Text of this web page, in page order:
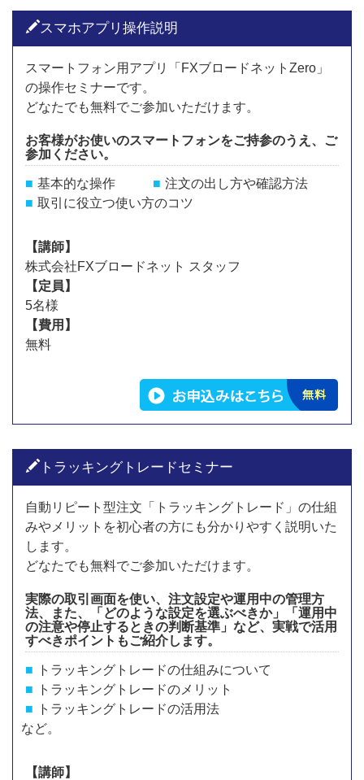
スマホアプリ操作説明
スマートフォン用アプリ「FXブロードネットZero」
の操作セミナーです。
どなたでも無料でご参加いただけます。
お客様がお使いのスマートフォンをご持参のうえ、ご
参加ください。
基本的な操作
注文の出し方や確認方法
取引に役立つ使い方のコツ
【講師】
株式会社FXブロードネット スタッフ
【定員】
5名様
【費用】
無料
トラッキングトレードセミナー
自動リピート型注文「トラッキングトレード」の仕組
みやメリットを初心者の方にも分かりやすく説明いた
します。
どなたでも無料でご参加いただけます。
実際の取引画面を使い、注文設定や運用中の管理方
法、また、「どのような設定を選ぶべきか」「運用中
の注意や停止するときの判断基準」など、実戦で活用
すべきポイントもご紹介します。
トラッキングトレードの仕組みについて
トラッキングトレードのメリット
トラッキングトレードの活用法
など。
【講師】